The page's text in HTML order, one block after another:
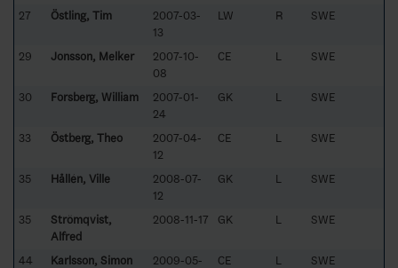
27 Östling, Tim
2007-03-
13
LW R SWE
29 Jonsson, Melker
2007-10-
08
CE L SWE
30 Forsberg, William
2007-01-
24
GK L SWE
33 Östberg, Theo
2007-04-
12
CE L SWE
35 Hållén, Ville
2008-07-
12
GK L SWE
35
Strömqvist,
Alfred
2008-11-17 GK L SWE
44 Karlsson, Simon
2009-05-
CE L SWE